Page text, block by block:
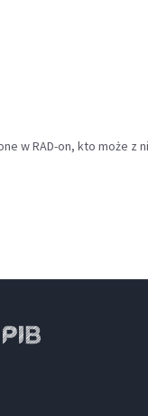
w RAD-on, kto może z